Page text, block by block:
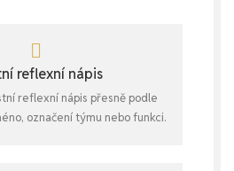
reflexní nápis
reflexní nápis přesně podle
označení týmu nebo funkci.